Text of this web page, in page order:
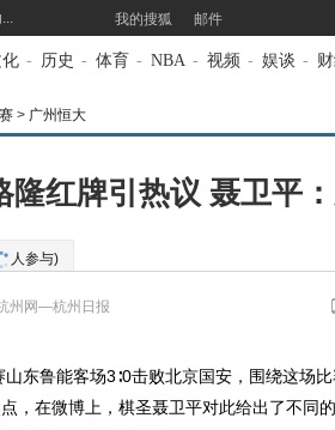
我的搜狐 邮件
- 历史 - 体育 - NBA - 视频 - 娱谈 -
> 广州恒大
隆红牌引热议 聂卫平
人参与)
州网—杭州日报
山东鲁能客场3∶0击败北京国安，围绕这场
，在微博上，棋圣聂卫平对此给出了不同